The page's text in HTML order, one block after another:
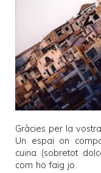
Gràcies per la
Un espai on
cuina (sobretot
com ho faig jo.